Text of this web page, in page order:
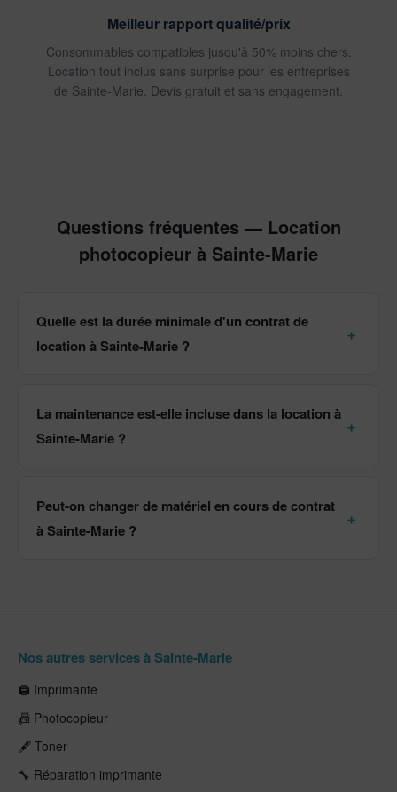
Meilleur rapport qualité/prix
Consommables compatibles jusqu'à 50% moins chers.
Location tout inclus sans surprise pour les entreprises
de Sainte-Marie. Devis gratuit et sans engagement.
Questions fréquentes — Location
photocopieur à Sainte-Marie
Quelle est la durée minimale d'un contrat de
location à Sainte-Marie ?
La maintenance est-elle incluse dans la location à
Sainte-Marie ?
Peut-on changer de matériel en cours de contrat
à Sainte-Marie ?
Nos autres services à Sainte-Marie
🖨️ Imprimante
📠 Photocopieur
🖋️ Toner
🔧 Réparation imprimante